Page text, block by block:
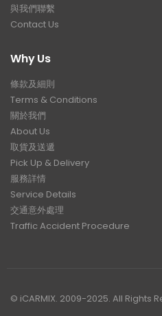
與我們聯繫
Contact Us
Why Us
條款及細則
Terms & Conditions
關於我們
About Us
取貨及送遞
Pick Up & Delivery
服務詳情
Service Details
交通意外處理
Traffic Accident Procedure
© iCARMIX. 2009-2025. All Rights